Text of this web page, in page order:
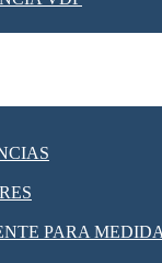
PARA